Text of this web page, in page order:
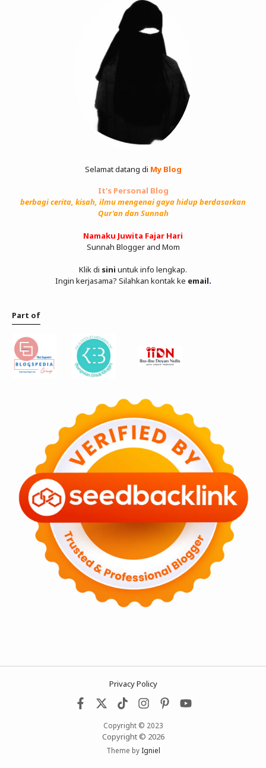
Selamat datang di My Blog
It's Personal Blog
berbagi cerita, kisah, ilmu mengenai gaya hidup berdasarkan
Qur'an dan Sunnah
Namaku Juwita Fajar Hari
Sunnah Blogger and Mom
Klik di sini untuk info lengkap.
Ingin kerjasama? Silahkan kontak ke email.
Part of
Privacy Policy
Copyright © 2023
Copyright © 2026
Theme by Igniel